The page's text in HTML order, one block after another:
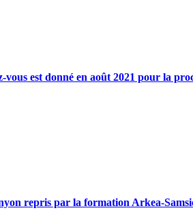
vous est donné en août 2021 pour la
repris par la formation Arkea-